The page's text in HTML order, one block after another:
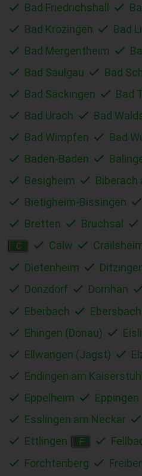
Bad Friedrichshall
Bad Krozingen
Bad
Bad Mergentheim
Bad Saulgau
Bad
Bad Säckingen
Bad
Bad Urach
Bad
Bad Wimpfen
Bad
Baden-Baden
Besigheim
Biberach
Bietigheim-Bissingen
Bretten
Bruchsal
C Calw
Dietenheim
Donzdorf
Dornhan
Eberbach
Ehingen (Donau)
Ellwangen (Jagst)
Endingen am
Eppelheim
Eppingen
Esslingen am Neckar
Ettlingen
F
Forchtenberg